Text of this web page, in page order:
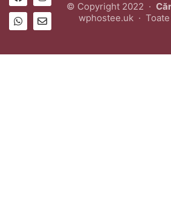
© Copyright 2022 ·
wphostee.uk ·